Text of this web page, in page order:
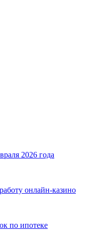
2026 года
онлайн-казино
по ипотеке